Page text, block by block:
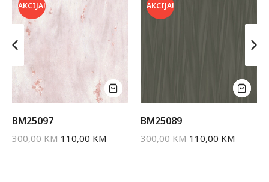
AKCIJA!
BM25097
300,00KM 110,00 KM
AKCIJA!
BM25089
300,00KM 110,00 KM